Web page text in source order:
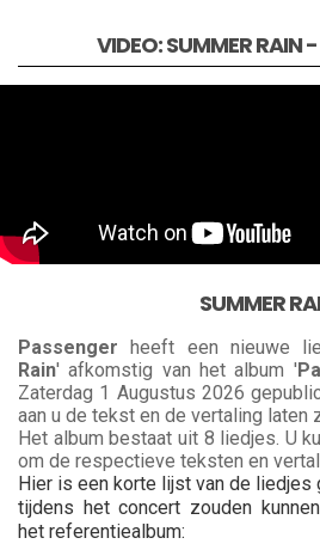
VIDEO: SUMMER RAIN
SUMMER
Passenger heeft een nieuwe
Rain' afkomstig van het album '
Zaterdag 1 Augustus 2026
aan u de tekst en de vertaling laten
Het album bestaat uit 8 liedjes. U
om de respectieve teksten en
Hier is een korte lijst van de liedjes
tijdens het concert zouden
het referentiealbum: